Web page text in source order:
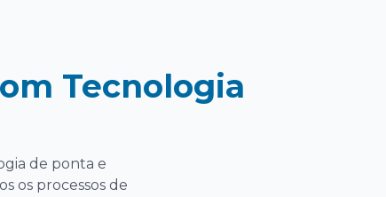
Tecnologia
de ponta e
os processos de